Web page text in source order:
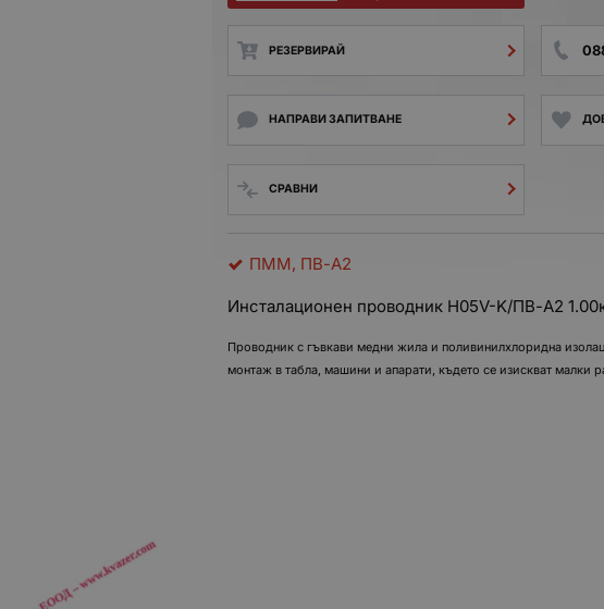
РЕЗЕРВИРАЙ
НАПРАВИ ЗАПИТВАНЕ
СРАВНИ
ПММ, ПВ-А2
Инсталационен проводник H05V-K/ПВ-А2
Проводник с гъвкави медни жила и поливинилхлоридна
монтаж в табла, машини и апарати, където се изискват малки